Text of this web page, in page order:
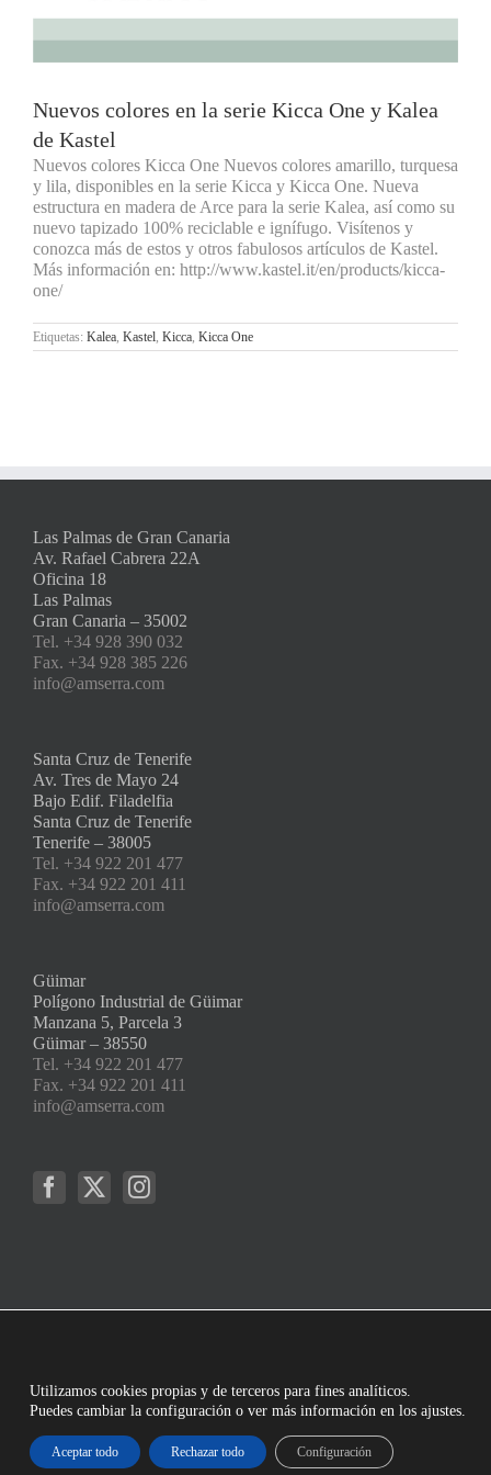
Nuevos colores en la serie Kicca One y Kalea
de Kastel
Nuevos colores Kicca One Nuevos colores amarillo, turquesa
y lila, disponibles en la serie Kicca y Kicca One. Nueva
estructura en madera de Arce para la serie Kalea, así como su
nuevo tapizado 100% reciclable e ignífugo. Visítenos y
conozca más de estos y otros fabulosos artículos de Kastel.
Más información en: http://www.kastel.it/en/products/kicca-
one/
Etiquetas: Kalea, Kastel, Kicca, Kicca One
Las Palmas de Gran Canaria
Av. Rafael Cabrera 22A
Oficina 18
Las Palmas
Gran Canaria – 35002
Tel. +34 928 390 032
Fax. +34 928 385 226
info@amserra.com
Santa Cruz de Tenerife
Av. Tres de Mayo 24
Bajo Edif. Filadelfia
Santa Cruz de Tenerife
Tenerife – 38005
Tel. +34 922 201 477
Fax. +34 922 201 411
info@amserra.com
Güimar
Polígono Industrial de Güimar
Manzana 5, Parcela 3
Güimar – 38550
Tel. +34 922 201 477
Fax. +34 922 201 411
info@amserra.com
Utilizamos cookies propias y de terceros para fines analíticos.
Puedes cambiar la configuración o ver más información en los ajustes.
Aceptar todo Rechazar todo Configuración